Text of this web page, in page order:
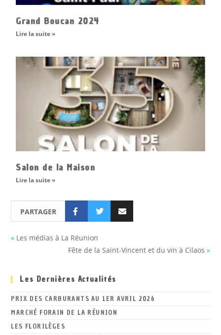
Grand Boucan 2024
Lire la suite »
Salon de la Maison
Lire la suite »
PARTAGER
« Les médias à La Réunion
Fête de la Saint-Vincent et du vin à Cilaos »
Les Dernières Actualités
PRIX DES CARBURANTS AU 1ER AVRIL 2026
MARCHÉ FORAIN DE LA RÉUNION
LES FLORILÈGES